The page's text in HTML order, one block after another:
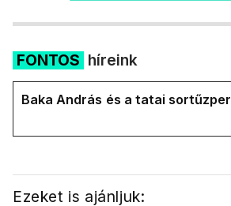
FONTOS híreink
Baka András és a tatai sortűzper
Ezeket is ajánljuk: